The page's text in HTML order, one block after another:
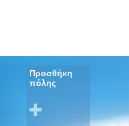
Προσθήκη
πόλης